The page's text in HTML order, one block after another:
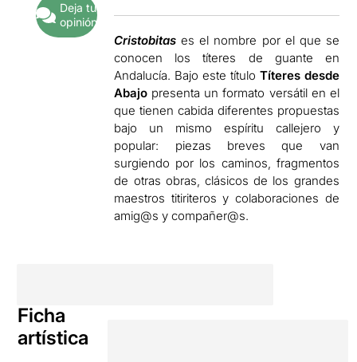
Deja tu
opinión
Cristobitas es el nombre por el que se
conocen los títeres de guante en
Andalucía. Bajo este título Títeres desde
Abajo presenta un formato versátil en el
que tienen cabida diferentes propuestas
bajo un mismo espíritu callejero y
popular: piezas breves que van
surgiendo por los caminos, fragmentos
de otras obras, clásicos de los grandes
maestros titiriteros y colaboraciones de
amig@s y compañer@s.
Ficha
artística